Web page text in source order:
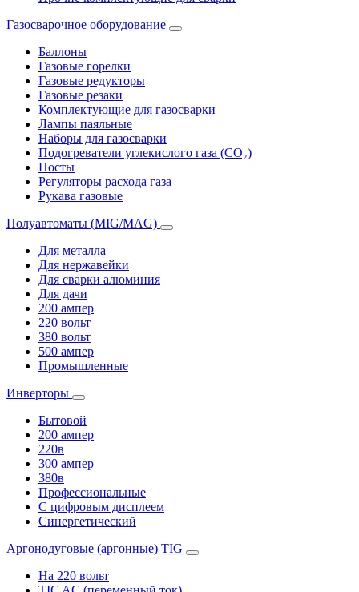
Газосварочное оборудование
Баллоны
Газовые горелки
Газовые редукторы
Газовые резаки
Комплектующие для газосварки
Лампы паяльные
Наборы для газосварки
Подогреватели углекислого газа (CO₂)
Посты
Регуляторы расхода газа
Рукава газовые
Полуавтоматы (MIG/MAG)
Для металла
Для нержавейки
Для сварки алюминия
Для дачи
200 ампер
220 вольт
380 вольт
500 ампер
Промышленные
Инверторы
Бытовой
200 ампер
220в
300 ампер
380в
Профессиональные
С цифровым дисплеем
Синергетический
Аргонодуговые (аргонные) TIG
На 220 вольт